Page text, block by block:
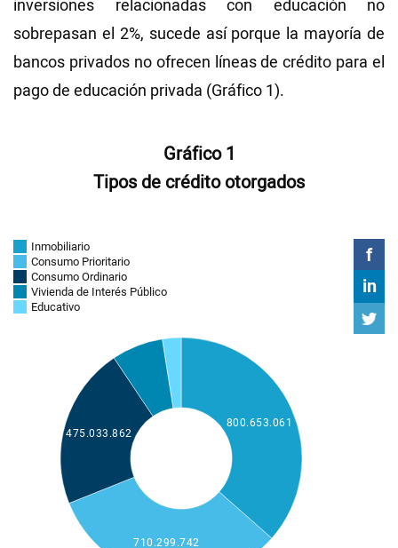
inversiones relacionadas con educación no
sobrepasan el 2%, sucede así porque la mayoría de
bancos privados no ofrecen líneas de crédito para el
pago de educación privada (Gráfico 1).
Gráfico 1
Tipos de crédito otorgados